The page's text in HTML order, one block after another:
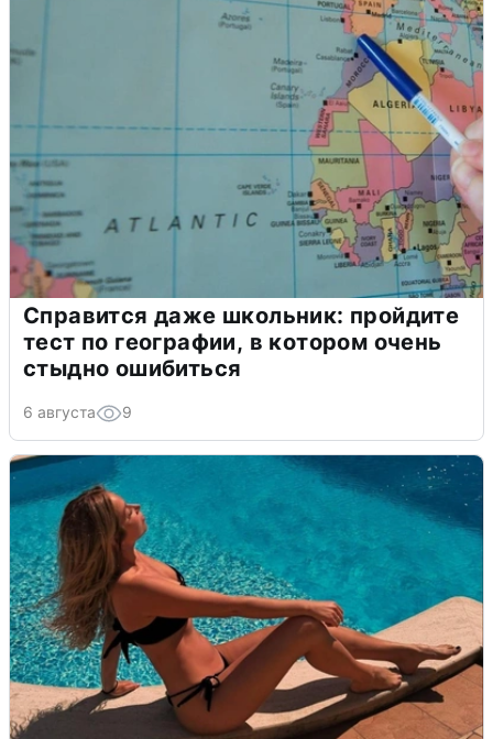
Справится даже школьник: пройдите
тест по географии, в котором очень
стыдно ошибиться
6 августа 9